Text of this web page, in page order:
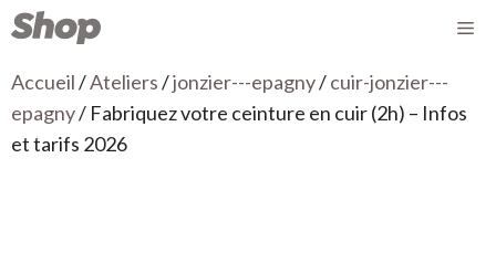
Accueil/Ateliers/jonzier---epagny/cuir-jonzier---
epagny/ Fabriquez votre ceinture en cuir (2h) – Infos
et tarifs 2026